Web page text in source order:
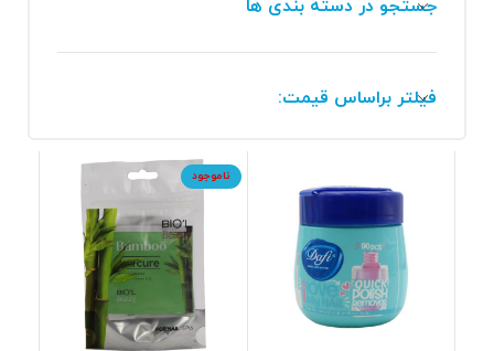
جستجو در دسته بندی ها
فیلتر براساس قیمت:
ناموجود